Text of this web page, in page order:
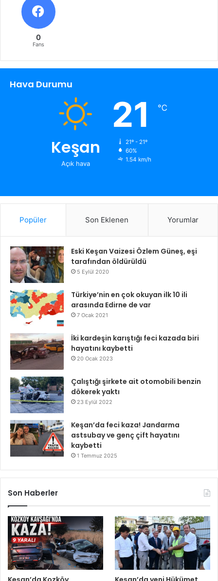
0
Fans
Hava Durumu
Keşan
Açık hava
21 ℃
21º - 21º
60%
1.54 km/h
Popüler Son Eklenen Yorumlar
Eski Keşan Vaizesi Özlem Güneş, eşi
tarafından öldürüldü
5 Eylül 2020
Türkiye’nin en çok okuyan ilk 10 ili
arasında Edirne de var
7 Ocak 2021
İki kardeşin karıştığı feci kazada biri
hayatını kaybetti
20 Ocak 2023
Çalıştığı şirkete ait otomobili benzin
dökerek yaktı
23 Eylül 2022
Keşan’da feci kaza! Jandarma
astsubay ve genç çift hayatını
kaybetti
1 Temmuz 2025
Son Haberler